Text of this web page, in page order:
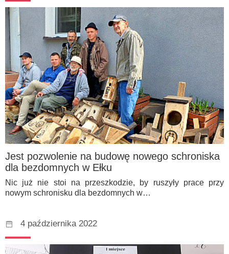
Jest pozwolenie na budowę nowego schroniska
dla bezdomnych w Ełku
Nic już nie stoi na przeszkodzie, by ruszyły prace przy
nowym schronisku dla bezdomnych w…
4 października 2022